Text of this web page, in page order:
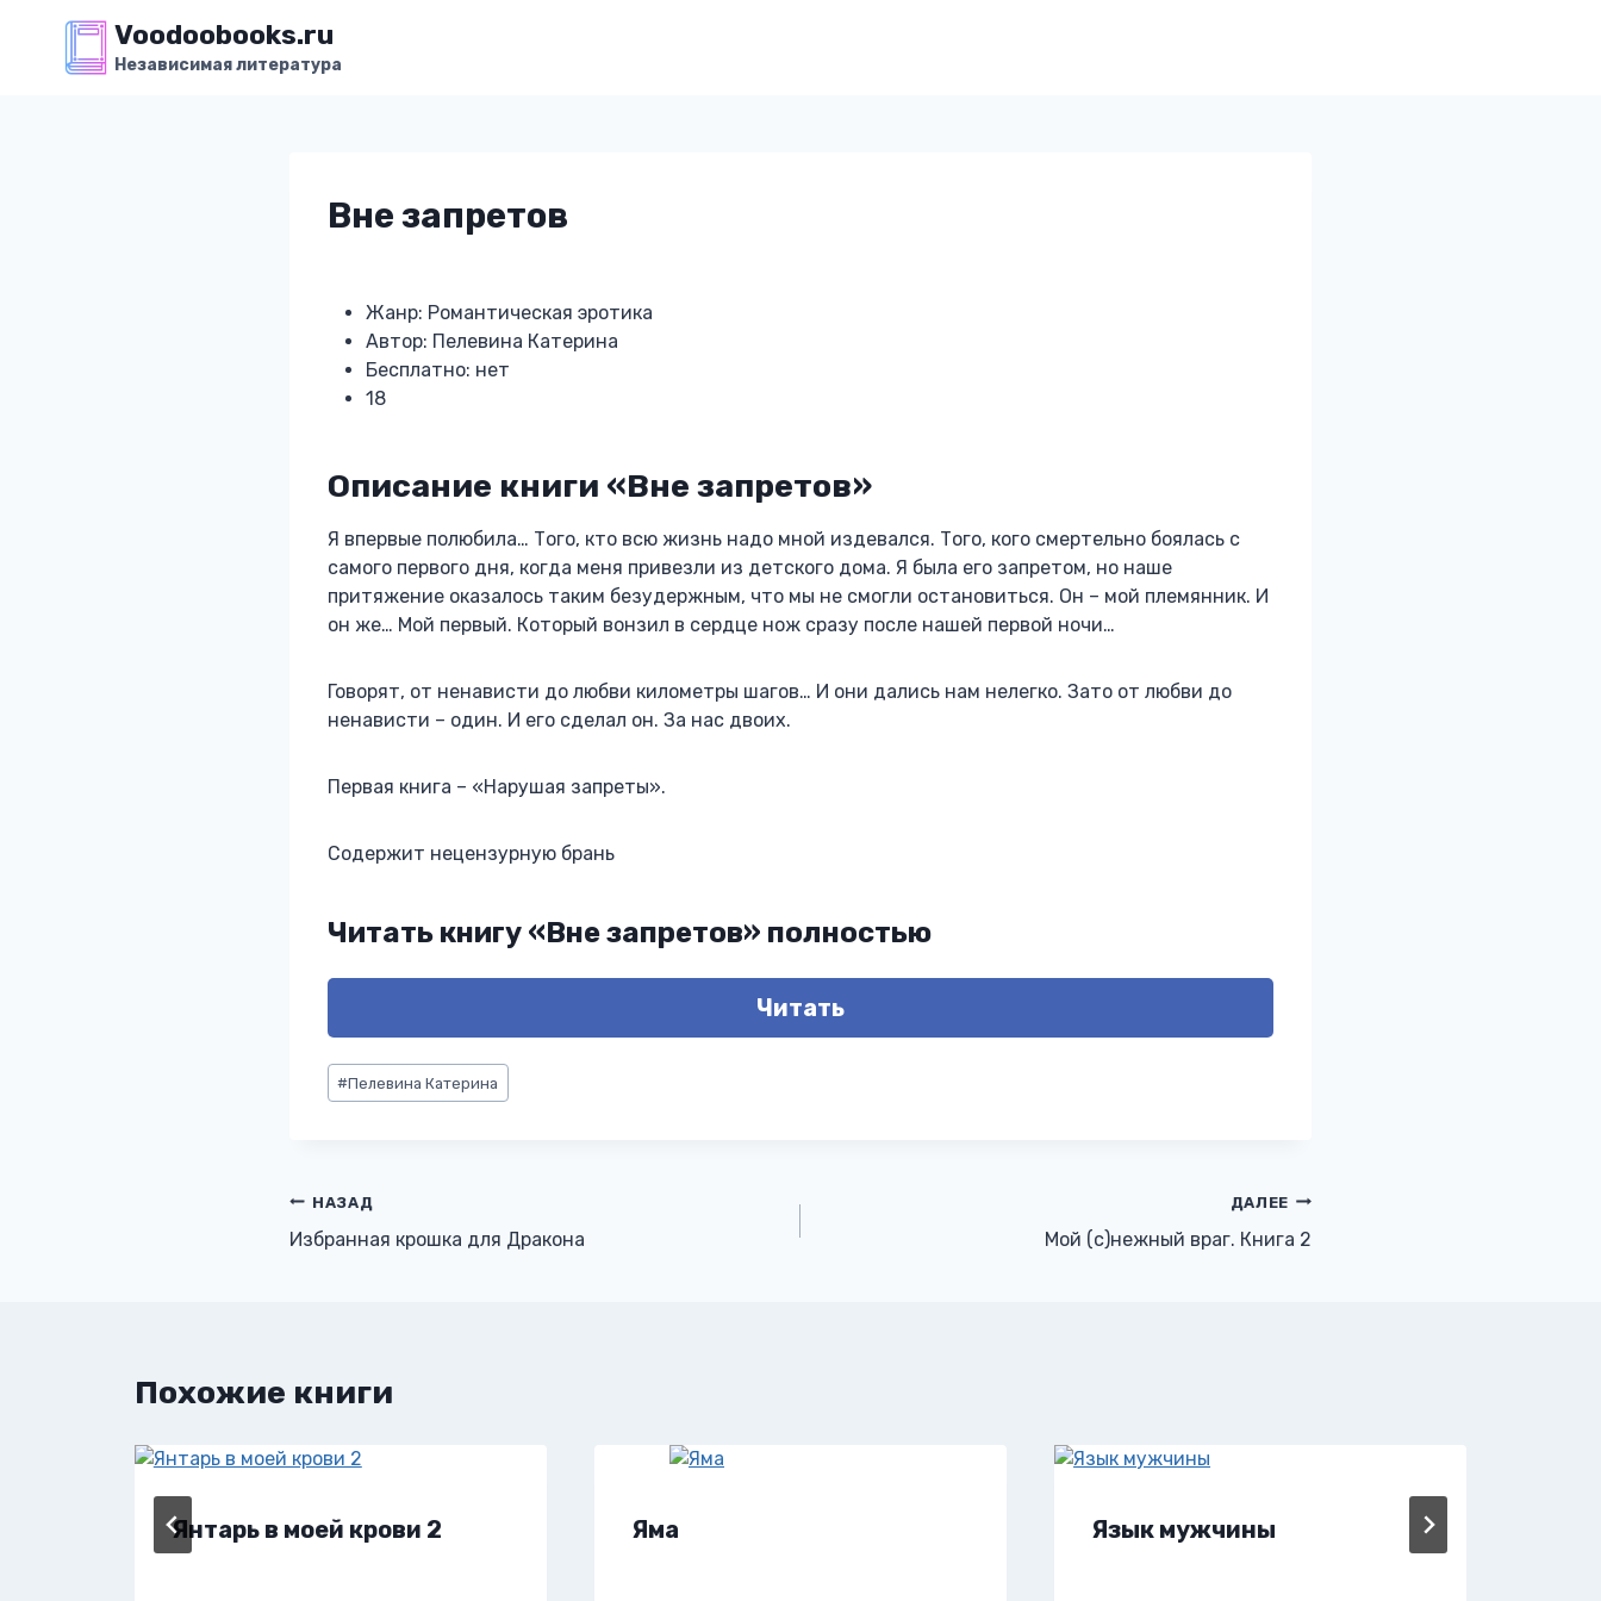
содержимому
Voodoobooks.ru
Независимая литература
Вне запретов
Жанр: Романтическая эротика
Автор: Пелевина Катерина
Бесплатно: нет
18
Описание книги «Вне запретов»
Я впервые полюбила… Того, кто всю жизнь надо мной издевался. Того, кого смертельно боялась с
самого первого дня, когда меня привезли из детского дома. Я была его запретом, но наше
притяжение оказалось таким безудержным, что мы не смогли остановиться. Он – мой племянник. И
он же… Мой первый. Который вонзил в сердце нож сразу после нашей первой ночи…
Говорят, от ненависти до любви километры шагов… И они дались нам нелегко. Зато от любви до
ненависти – один. И его сделал он. За нас двоих.
Первая книга – «Нарушая запреты».
​​​​​​​Содержит нецензурную брань
Читать книгу «Вне запретов» полностью
Читать
Метки
записи:
#Пелевина Катерина
Навигация
по
НАЗАД
Избранная крошка для Дракона
ДАЛЕЕ
Мой (с)нежный враг. Книга 2
Похожие книги
Янтарь в моей крови 2 Яма Язык мужчины